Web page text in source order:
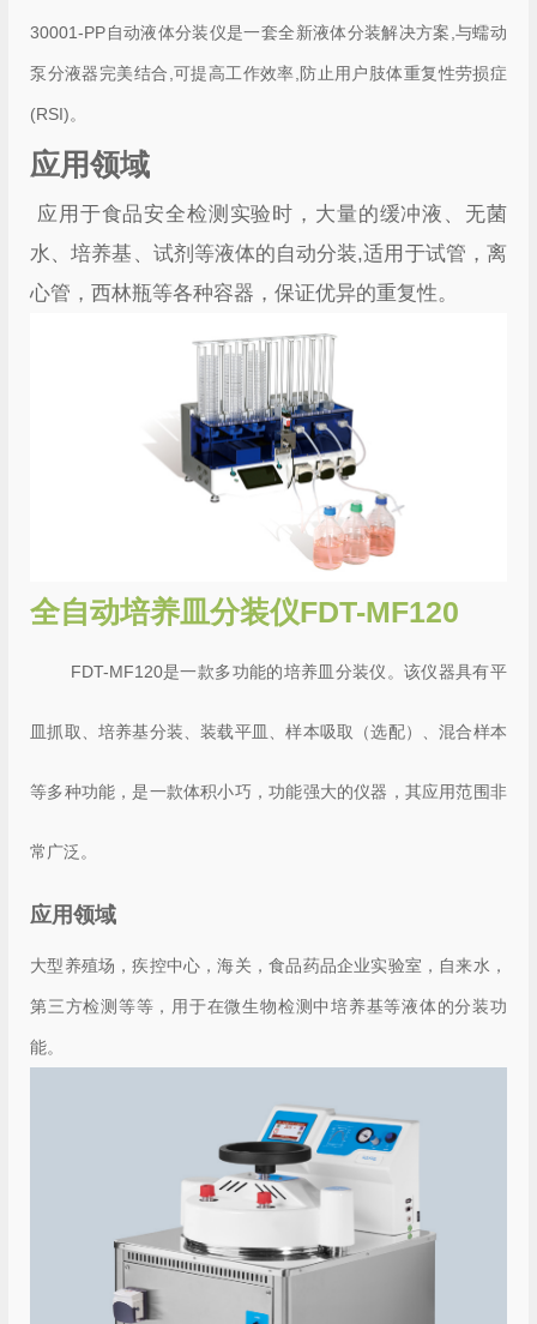
30001-PP自动液体分装仪是一套全新液体分装解决方案,与蠕动
泵分液器完美结合,可提高工作效率,防止用户肢体重复性劳损症
(RSI)。
应用领域
应用于食品安全检测实验时，大量的缓冲液、无菌
水、培养基、试剂等液体的自动分装,适用于试管，离
心管，西林瓶等各种容器，保证优异的重复性。
全自动培养皿分装仪FDT-MF120
FDT-MF120是一款多功能的培养皿分装仪。该仪器具有平
皿抓取、培养基分装、装载平皿、样本吸取（选配）、混合样本
等多种功能，是一款体积小巧，功能强大的仪器，其应用范围非
常广泛。
应用领域
大型养殖场，疾控中心，海关，食品药品企业实验室，自来水，
第三方检测等等，用于在微生物检测中培养基等液体的分装功
能。